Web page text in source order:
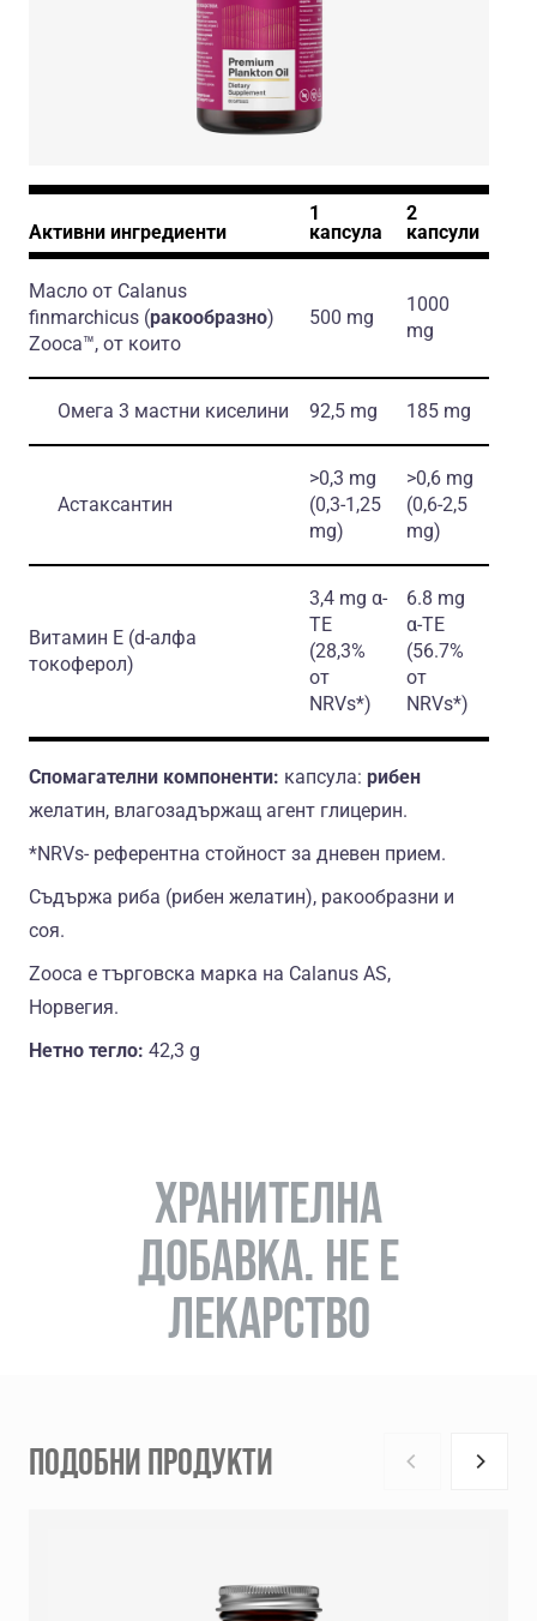
Активни ингредиенти
1
капсула
2
капсули
Масло от Calanus
finmarchicus (ракообразно)
Zooca™, от които
500 mg
1000
mg
Омега 3 мастни киселини 92,5 mg 185 mg
Астаксантин
>0,3 mg
(0,3-1,25
mg)
>0,6 mg
(0,6-2,5
mg)
Витамин Е (d-алфа
токоферол)
3,4 mg α-
TE
(28,3%
от
NRVs*)
6.8 mg
α-TE
(56.7%
от
NRVs*)
Спомагателни компоненти: капсула: рибен
желатин, влагозадържащ агент глицерин.
*NRVs- референтна стойност за дневен прием.
Съдържа риба (рибен желатин), ракообразни и
соя.
Zooca е търговска марка на Calanus AS,
Норвегия.
Нетно тегло: 42,3 g
ХРАНИТЕЛНА
ДОБАВКА. НЕ Е
ЛЕКАРСТВО
ПОДОБНИ ПРОДУКТИ